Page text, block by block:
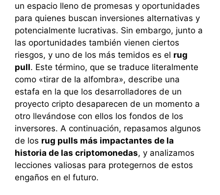
un espacio lleno de promesas y oportunidades
para quienes buscan inversiones alternativas y
potencialmente lucrativas. Sin embargo, junto a
las oportunidades también vienen ciertos
riesgos, y uno de los más temidos es el rug
pull. Este término, que se traduce literalmente
como «tirar de la alfombra», describe una
estafa en la que los desarrolladores de un
proyecto cripto desaparecen de un momento a
otro llevándose con ellos los fondos de los
inversores. A continuación, repasamos algunos
de los rug pulls más impactantes de la
historia de las criptomonedas, y analizamos
lecciones valiosas para protegernos de estos
engaños en el futuro.